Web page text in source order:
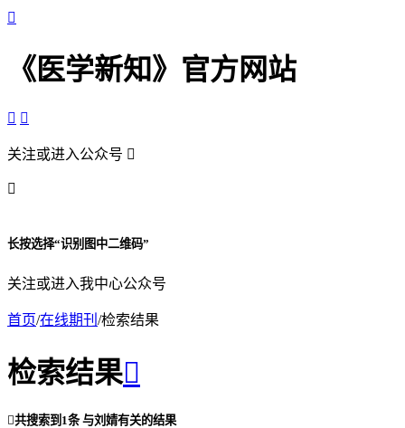

《医学新知》官方网站
 
关注或进入公众号 

长按选择“识别图中二维码”
关注或进入我中心公众号
首页/在线期刊 /检索结果
检索结果
共搜索到 1条与刘婧有关的结果